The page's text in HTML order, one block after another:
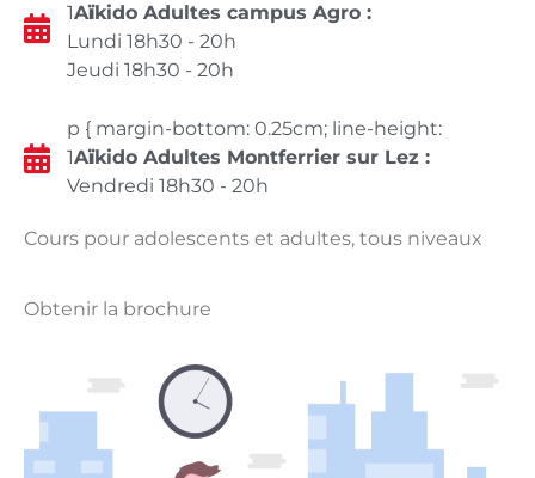
1Aïkido Adultes campus Agro :
Lundi 18h30 - 20h
Jeudi 18h30 - 20h
p { margin-bottom: 0.25cm; line-height:
1Aïkido Adultes Montferrier sur Lez :
Vendredi 18h30 - 20h
Cours pour adolescents et adultes, tous niveaux
Obtenir la brochure